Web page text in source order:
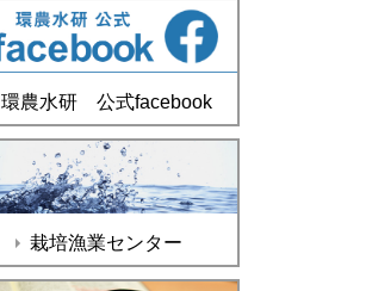
環農水研 公式facebook
栽培漁業センター